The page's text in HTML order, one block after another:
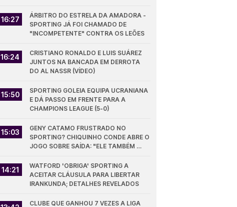
16:27
ÁRBITRO DO ESTRELA DA AMADORA -
SPORTING JÁ FOI CHAMADO DE
"INCOMPETENTE" CONTRA OS LEÕES
16:24
CRISTIANO RONALDO E LUIS SUÁREZ
JUNTOS NA BANCADA EM DERROTA
DO AL NASSR (VÍDEO)
15:50
SPORTING GOLEIA EQUIPA UCRANIANA
E DÁ PASSO EM FRENTE PARA A
CHAMPIONS LEAGUE (5-0)
15:03
GENY CATAMO FRUSTRADO NO
SPORTING? CHIQUINHO CONDE ABRE O
JOGO SOBRE SAÍDA: "ELE TAMBÉM
14:21
WATFORD 'OBRIGA' SPORTING A
ACEITAR CLÁUSULA PARA LIBERTAR
IRANKUNDA; DETALHES REVELADOS
CLUBE QUE GANHOU 7 VEZES A LIGA